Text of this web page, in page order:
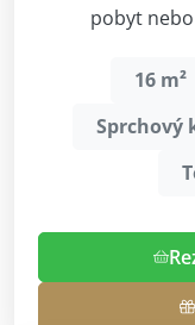
pobyt
16 m²
Sprchový